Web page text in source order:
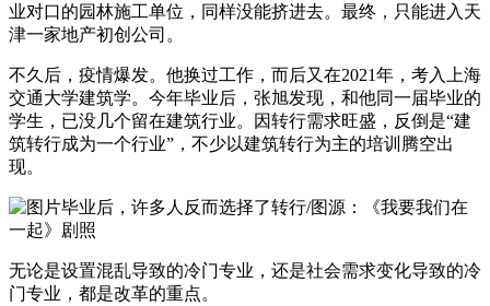
业对口的园林施工单位，同样没能挤进去。最终，只能进入天
津一家地产初创公司。
不久后，疫情爆发。他换过工作，而后又在2021年，考入上海
交通大学建筑学。今年毕业后，张旭发现，和他同一届毕业的
学生，已没几个留在建筑行业。因转行需求旺盛，反倒是“建
筑转行成为一个行业”，不少以建筑转行为主的培训腾空出
现。
毕业后，许多人反而选择了转行/图源：《我要我们在
一起》剧照
无论是设置混乱导致的冷门专业，还是社会需求变化导致的冷
门专业，都是改革的重点。